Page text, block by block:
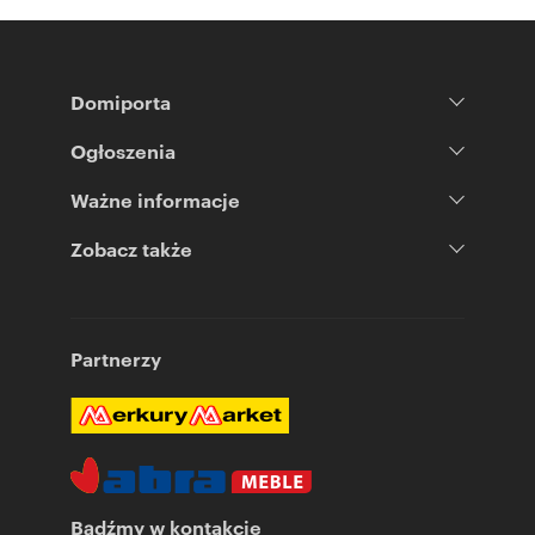
Numer oferty: BS3-BS-301753
Domiporta
Ogłoszenia
Ważne informacje
Zobacz także
Partnerzy
Bądźmy w kontakcie